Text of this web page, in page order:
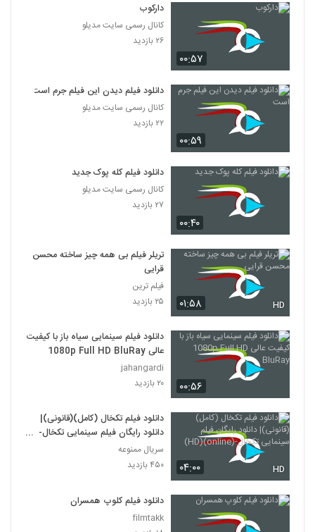
دانلود فیلم سینمایی مجردها
16
دانلود فیلم ایرانی لاک قرمز
۳,۳۵۸ بازدید
دانلود فیلم سینمایی در کمال خونسردی
۱,۱۷۱ بازدید
دانلود فیلم ناردون
19 کیفیت عالی
20
فیلم ایرانی من کارگرم
۲,۱۲۳ بازدید
دانلود فیلم سینمایی بیتابی بیتا
22
دانلود فیلم اطراف آرامش با کیفیت عالی
دانلود فیلم بغض با کیفیت عالی
۱,۵۰۱ بازدید
دانلود فیلم قصه پریا به کارگردانی فریدون
۰۰:۵۷
دارکوب
کانال رسمی سایت مدیلو
۲۶ بازدید
۰۰:۵۹
دانلود فیلم دیدن این فیلم جرم است
کانال رسمی سایت مدیلو
۲۲ بازدید
۰۰:۴۰
دانلود فیلم کله پوک جدید
کانال رسمی سایت مدیلو
۲۷ بازدید
۰۱:۵۸ HD
تریلر فیلم بی همه چیز ساخته محسن
قرایی
فیلم ترین
۲۵ بازدید
۰۰:۵۶
دانلود فیلم سینمایی سیاه باز با کیفیت
عالی 1080p Full HD BluRay
jahangardi
۲۰ بازدید
۰۴:۰۰ HD
دانلود فیلم تکخال (کامل)(قانونی)|
دانلود رایگان فیلم سینمایی تکخال-
(online)(HD)
سریال ممنوعه
۴۵۰ بازدید
دانلود فیلم کلوپ همسران
filmtakk